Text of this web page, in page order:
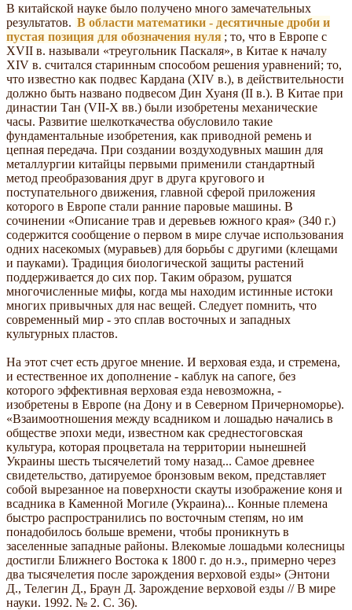
В китайской науке было получено много замечательных
результатов. В области математики - десятичные дроби и
пустая позиция для обозначения нуля ; то, что в Европе с
XVII в. называли «треугольник Паскаля», в Китае к началу
XIV в. считался старинным способом решения уравнений; то,
что известно как подвес Кардана (XIV в.), в действительности
должно быть названо подвесом Дин Хуаня (II в.). В Китае при
династии Тан (VII-Х вв.) были изобретены механические
часы. Развитие шелкоткачества обусловило такие
фундаментальные изобретения, как приводной ремень и
цепная передача. При создании воздуходувных машин для
металлургии китайцы первыми применили стандартный
метод преобразования друг в друга кругового и
поступательного движения, главной сферой приложения
которого в Европе стали ранние паровые машины. В
сочинении «Описание трав и деревьев южного края» (340 г.)
содержится сообщение о первом в мире случае использования
одних насекомых (муравьев) для борьбы с другими (клещами
и пауками). Традиция биологической защиты растений
поддерживается до сих пор. Таким образом, рушатся
многочисленные мифы, когда мы находим истинные истоки
многих привычных для нас вещей. Следует помнить, что
современный мир - это сплав восточных и западных
культурных пластов.
На этот счет есть другое мнение. И верховая езда, и стремена,
и естественное их дополнение - каблук на сапоге, без
которого эффективная верховая езда невозможна, -
изобретены в Европе (на Дону и в Северном Причерноморье).
«Взаимоотношения между всадником и лошадью начались в
обществе эпохи меди, известном как среднестоговская
культура, которая процветала на территории нынешней
Украины шесть тысячелетий тому назад... Самое древнее
свидетельство, датируемое бронзовым веком, представляет
собой вырезанное на поверхности скауты изображение коня и
всадника в Каменной Могиле (Украина)... Конные племена
быстро распространились по восточным степям, но им
понадобилось больше времени, чтобы проникнуть в
заселенные западные районы. Влекомые лошадьми колесницы
достигли Ближнего Востока к 1800 г. до н.э., примерно через
два тысячелетия после зарождения верховой езды» (Энтони
Д., Телегин Д., Браун Д. Зарождение верховой езды // В мире
науки. 1992. № 2. С. 36).